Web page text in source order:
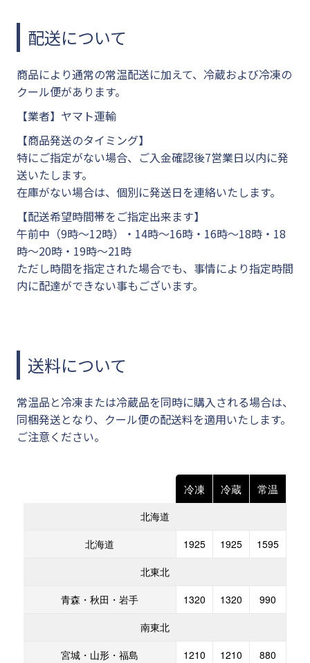
配送について
商品により通常の常温配送に加えて、冷蔵および冷凍の
クール便があります。
【業者】ヤマト運輸
【商品発送のタイミング】
特にご指定がない場合、ご入金確認後7営業日以内に発
送いたします。
在庫がない場合は、個別に発送日を連絡いたします。
【配送希望時間帯をご指定出来ます】
午前中（9時～12時）・14時～16時・16時～18時・18
時～20時・19時～21時
ただし時間を指定された場合でも、事情により指定時間
内に配達ができない事もございます。
送料について
常温品と冷凍または冷蔵品を同時に購入される場合は、
同梱発送となり、クール便の配送料を適用いたします。
ご注意ください。
冷凍 冷蔵 常温
北海道
北海道
1925 1925
1595
北東北
青森・秋田・岩手
1320 1320
990
南東北
宮城・山形・福島
1210 1210
880